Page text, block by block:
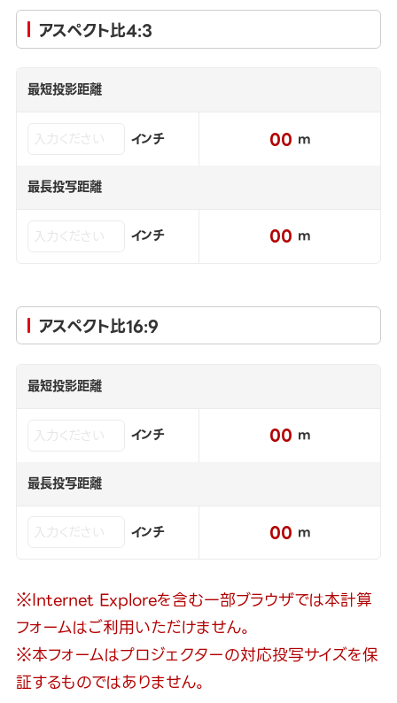
アスペクト比4:3
最短投影距離
インチ 00 m
最長投写距離
インチ 00 m
アスペクト比16:9
最短投影距離
インチ 00 m
最長投写距離
インチ 00 m
※Internet Exploreを含む一部ブラウザでは本計算
フォームはご利用いただけません。
※本フォームはプロジェクターの対応投写サイズを保
証するものではありません。